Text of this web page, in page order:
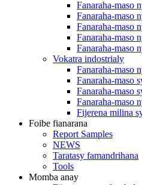
Fanaraha-maso
Fanaraha-maso
Fanaraha-maso
Fanaraha-maso
Fanaraha-maso
Vokatra indostrialy
Fanaraha-maso
Fanaraha-maso
Fanaraha-maso
Fanaraha-maso
Fijerena milina
Foibe fianarana
Report Samples
NEWS
Taratasy famandrihana
Tools
Momba anay